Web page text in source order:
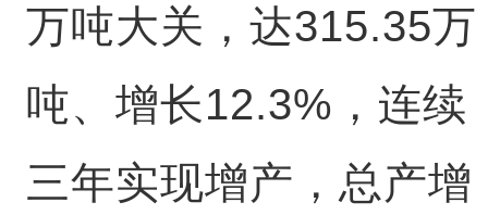
万吨大关，达315.35万
吨、增长12.3%，连续
三年实现增产，总产增